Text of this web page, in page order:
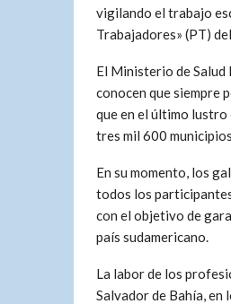
vigilando el trabajo
Trabajadores» (PT)
El Ministerio de Salud
conocen que siempre
que en el último
tres mil 600
En su momento, los
todos los
con el objetivo de
país sudamericano.
La labor de los
Salvador de Bahía,